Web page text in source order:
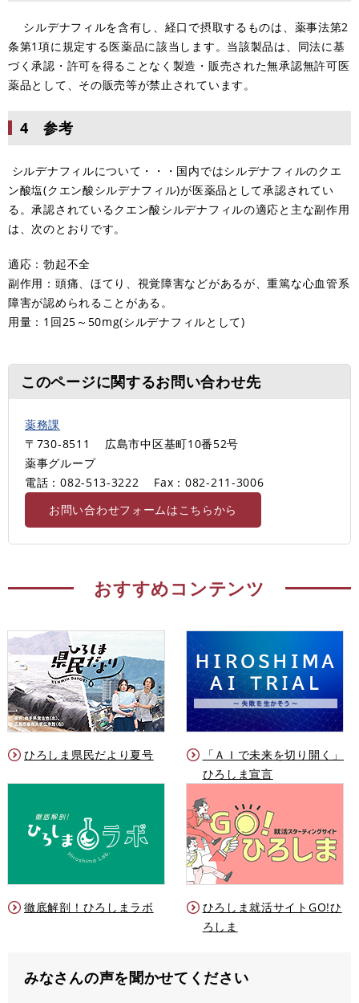
シルデナフィルを含有し、経口で摂取するものは、薬事法第2
条第1項に規定する医薬品に該当します。当該製品は、同法に基
づく承認・許可を得ることなく製造・販売された無承認無許可医
薬品として、その販売等が禁止されています。
4 参考
シルデナフィルについて・・・国内ではシルデナフィルのクエ
ン酸塩(クエン酸シルデナフィル)が医薬品として承認されてい
る。承認されているクエン酸シルデナフィルの適応と主な副作用
は、次のとおりです。
適応：勃起不全
副作用：頭痛、ほてり、視覚障害などがあるが、重篤な心血管系
障害が認められることがある。
用量：1回25～50mg(シルデナフィルとして)
このページに関するお問い合わせ先
薬務課
〒730-8511
広島市中区基町10番52号
薬事グループ
電話：082-513-3222
Fax：082-211-3006
お問い合わせフォームはこちらから
おすすめコンテンツ
ひろしま県民だより夏号
「ＡＩで未来を切り開く」
ひろしま宣言
徹底解剖！ひろしまラボ
ひろしま就活サイトGO!ひ
ろしま
みなさんの声を聞かせてください